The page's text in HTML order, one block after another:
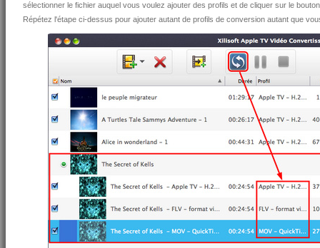
sélectionner le fichier auquel vous voulez ajouter des profils et de cliquer sur le
Répétez l'étape ci-dessus pour ajouter autant de profils de conversion autant que